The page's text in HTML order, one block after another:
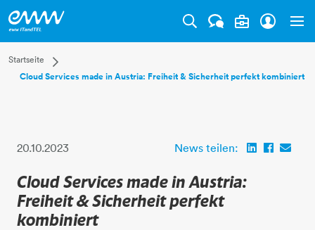
Startseite
Dropdown Startseite
Privatkunden
Cloud Services made in Austria: Freiheit & Sicherheit perfekt kombiniert
20.10.2023 News teilen:
Cloud Services made in Austria:
Freiheit & Sicherheit perfekt
kombiniert